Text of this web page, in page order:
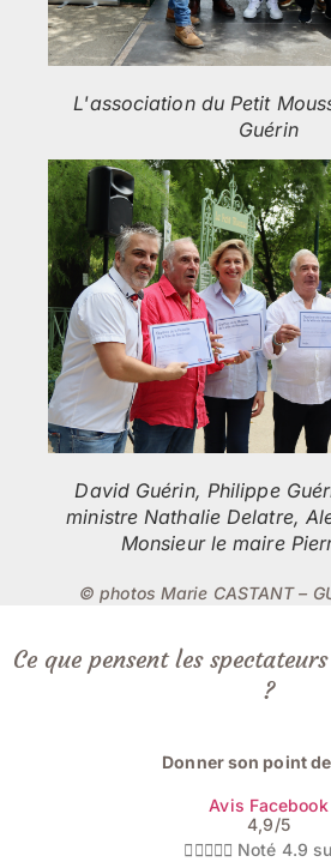
L'association du Petit
Guérin
David Guérin, Philippe
ministre Nathalie Delatre,
Monsieur le maire
© photos Marie CASTANT –
Ce que pensent les
?
Donner son point
Avis Facebook
4,9/5
 Noté 4.9